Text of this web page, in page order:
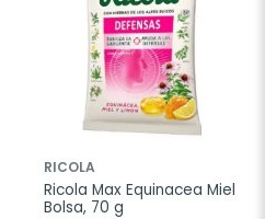
RICOLA
Ricola Max Equinacea Miel
Bolsa, 70 g